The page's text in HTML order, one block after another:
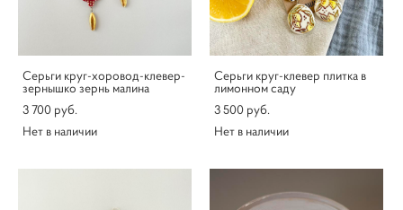
Серьги круг-хоровод-клевер-
зернышко зернь малина
3 700 pуб.
Нет в наличии
Серьги круг-клевер плитка в
лимонном саду
3 500 pуб.
Нет в наличии